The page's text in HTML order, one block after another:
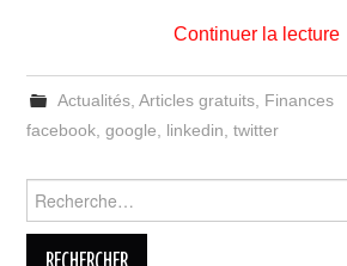
Continuer la lecture
Actualités, Articles gratuits, Finances
facebook ,google linkedin ,twitter